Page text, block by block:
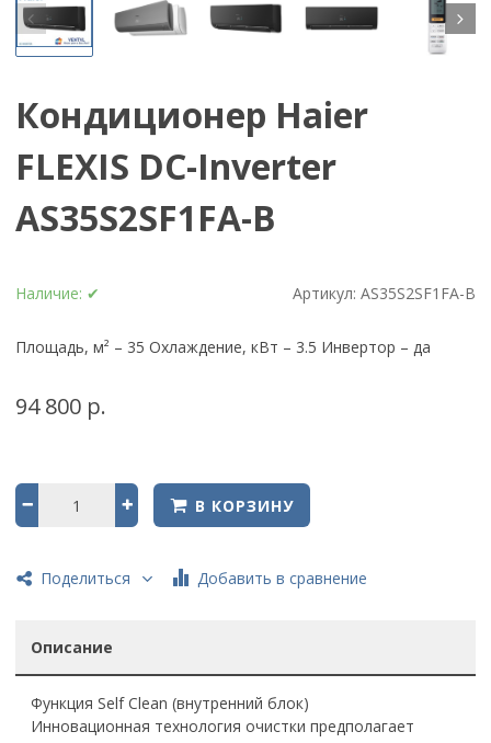
Кондиционер Haier
FLEXIS DC-Inverter
AS35S2SF1FA-B
Наличие: ✔ Артикул: AS35S2SF1FA-B
Площадь, м² – 35 Охлаждение, кВт – 3.5 Инвертор – да
94 800 р.
В КОРЗИНУ
Поделиться Добавить в сравнение
Описание
Функция Self Clean (внутренний блок)
Инновационная технология очистки предполагает